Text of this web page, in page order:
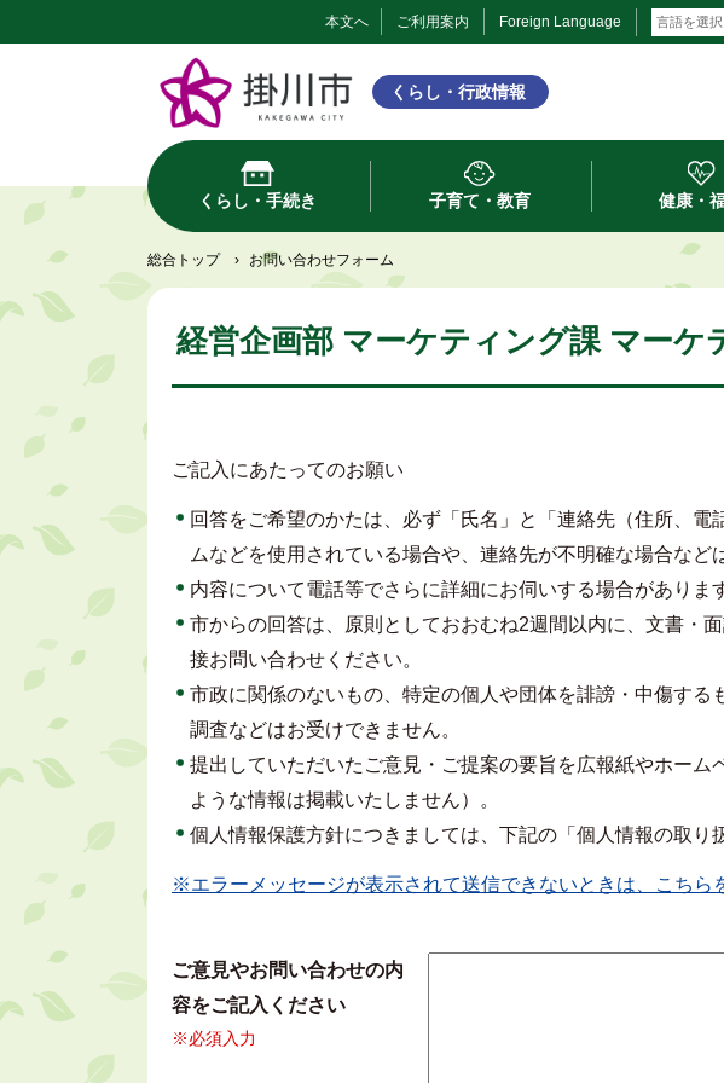
本文へ ご利用案内 Foreign Language
くらし・行政情報
くらし・手続き 子育て・教育 健康・
総合トップ › お問い合わせフォーム
経営企画部 マーケティング課 マー
ご記入にあたってのお願い
回答をご希望のかたは、必ず「氏名」と「連絡先（住所、
ムなどを使用されている場合や、連絡先が不明確な場合など
内容について電話等でさらに詳細にお伺いする場合がありま
市からの回答は、原則としておおむね2週間以内に、文書・
接お問い合わせください。
市政に関係のないもの、特定の個人や団体を誹謗・中傷す
調査などはお受けできません。
提出していただいたご意見・ご提案の要旨を広報紙やホー
ような情報は掲載いたしません）。
個人情報保護方針につきましては、下記の「個人情報の取り
※エラーメッセージが表示されて送信できないときは、こちら
ご意見やお問い合わせの内
容をご記入ください
※必須入力